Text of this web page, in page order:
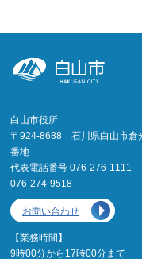
白山市役所
〒924-8688 石川県白山市倉
番地
代表電話番号 076-276-1111
076-274-9518
お問い合わせ
【業務時間】
9時00分から17時00分まで